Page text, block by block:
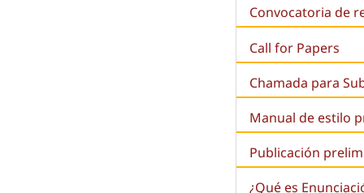
Convocatoria de
Call for Papers
Chamada para
Manual de estilo
Publicación
¿Qué es